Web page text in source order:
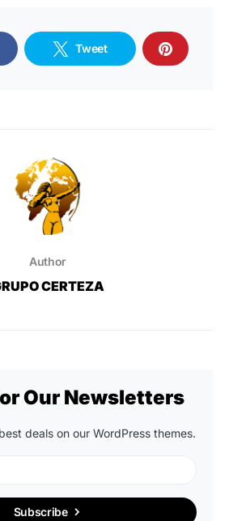
Tweet
Author
CERTEZA
Our Newsletters
deals on our WordPress themes.
Subscribe